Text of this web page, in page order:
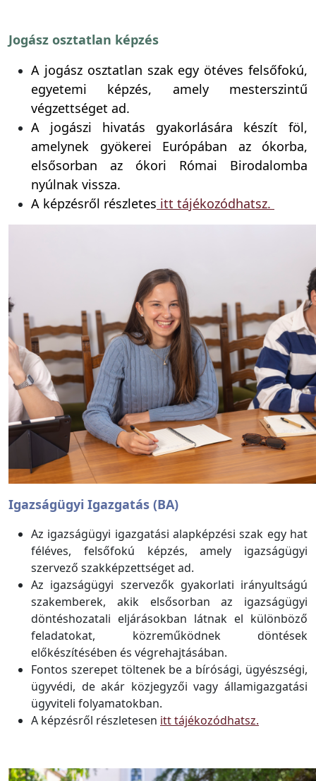
Jogász osztatlan képzés
A jogász osztatlan szak egy ötéves felsőfokú,
egyetemi képzés, amely mesterszintű
végzettséget ad.
A jogászi hivatás gyakorlására készít föl,
amelynek gyökerei Európában az ókorba,
elsősorban az ókori Római Birodalomba
nyúlnak vissza.
A képzésről részletes itt tájékozódhatsz.
Igazságügyi Igazgatás (BA)
Az igazságügyi igazgatási alapképzési szak egy hat
féléves, felsőfokú képzés, amely igazságügyi
szervező szakképzettséget ad.
Az igazságügyi szervezők gyakorlati irányultságú
szakemberek, akik elsősorban az igazságügyi
döntéshozatali eljárásokban látnak el különböző
feladatokat, közreműködnek döntések
előkészítésében és végrehajtásában.
Fontos szerepet töltenek be a bírósági, ügyészségi,
ügyvédi, de akár közjegyzői vagy államigazgatási
ügyviteli folyamatokban.
A képzésről részletesen itt tájékozódhatsz.